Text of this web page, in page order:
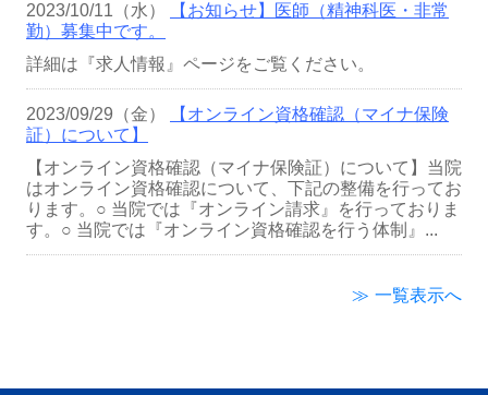
2023/10/11（水）
【お知らせ】医師（精神科医・非常
勤）募集中です。
詳細は『求人情報』ページをご覧ください。
2023/09/29（金）
【オンライン資格確認（マイナ保険
証）について】
【オンライン資格確認（マイナ保険証）について】当院
はオンライン資格確認について、下記の整備を行ってお
ります。○ 当院では『オンライン請求』を行っておりま
す。○ 当院では『オンライン資格確認を行う体制』...
≫ 一覧表示へ